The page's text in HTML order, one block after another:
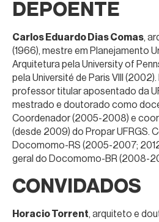
DEPOENTE
Carlos Eduardo Dias Comas,
(1966), mestre em Planejamento
Arquitetura pela University of
pela Université de Paris VIII
professor titular aposentado da
mestrado e doutorado como
Coordenador (2005-2008) e
(desde 2009) do Propar UFRGS.
Docomomo-RS (2005-2007;
geral do Docomomo-BR (2008-
CONVIDADOS
Horacio Torrent, arquiteto e